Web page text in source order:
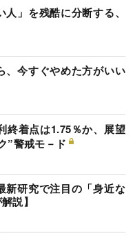
」を残酷に分断する、
、今すぐやめた方がいい
終着点は1.75％か、展望
”警戒モ－ド
研究で注目の「身近な
説】